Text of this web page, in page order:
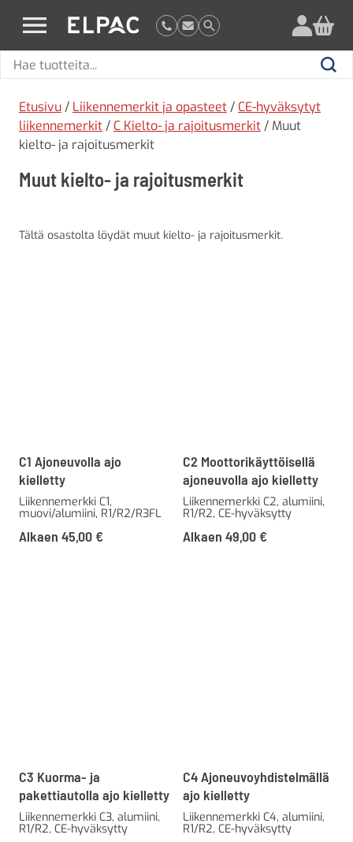
elpac.fi
Hae
Hae
Etusivu / Liikennemerkit ja opasteet / CE-hyväksytyt
liikennemerkit / C Kielto- ja rajoitusmerkit / Muut
kielto- ja rajoitusmerkit
Muut kielto- ja rajoitusmerkit
Tältä osastolta löydät muut kielto- ja rajoitusmerkit.
C1 Ajoneuvolla ajo
kielletty
Liikennemerkki C1,
muovi/alumiini, R1/R2/R3FL
Alkaen 45,00 €
C2 Moottorikäyttöisellä
ajoneuvolla ajo kielletty
Liikennemerkki C2, alumiini,
R1/R2, CE-hyväksytty
Alkaen 49,00 €
C3 Kuorma- ja
pakettiautolla ajo kielletty
Liikennemerkki C3, alumiini,
R1/R2, CE-hyväksytty
C4 Ajoneuvoyhdistelmällä
ajo kielletty
Liikennemerkki C4, alumiini,
R1/R2, CE-hyväksytty